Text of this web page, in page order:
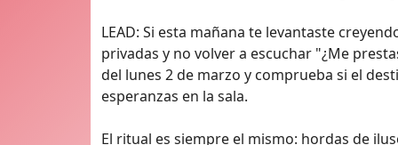
LEAD: Si esta mañana te levantaste
privadas y no volver a escuchar "¿Me
del lunes 2 de marzo y comprueba si el
esperanzas en la sala.
El ritual es siempre el mismo: hordas de